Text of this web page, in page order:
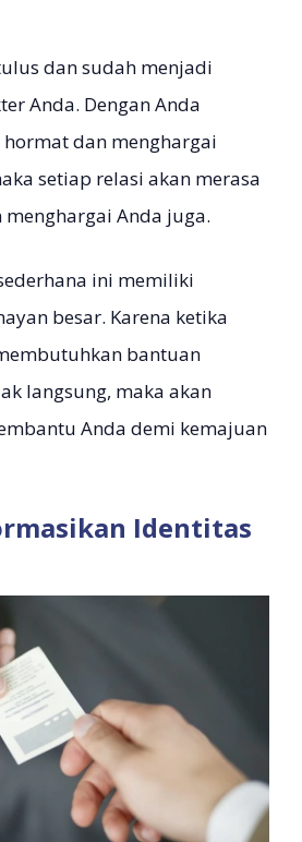
dan sudah menjadi
Anda. Dengan Anda
dan menghargai
setiap relasi akan merasa
Anda juga.
ini memiliki
besar. Karena ketika
bantuan
langsung, maka akan
Anda demi kemajuan
Identitas